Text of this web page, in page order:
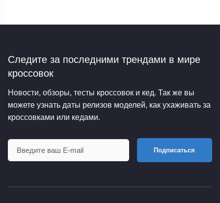
Следите за последними трендами в мире
кроссовок
Новости, обзоры, тесты кроссовок и кед. Так же вы
можете узнать даты релизов моделей, как ухаживать за
кроссовками или кедами.
Подписаться